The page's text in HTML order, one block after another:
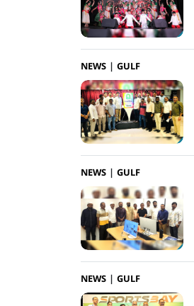
NEWS GULF
NEWS GULF
NEWS GULF